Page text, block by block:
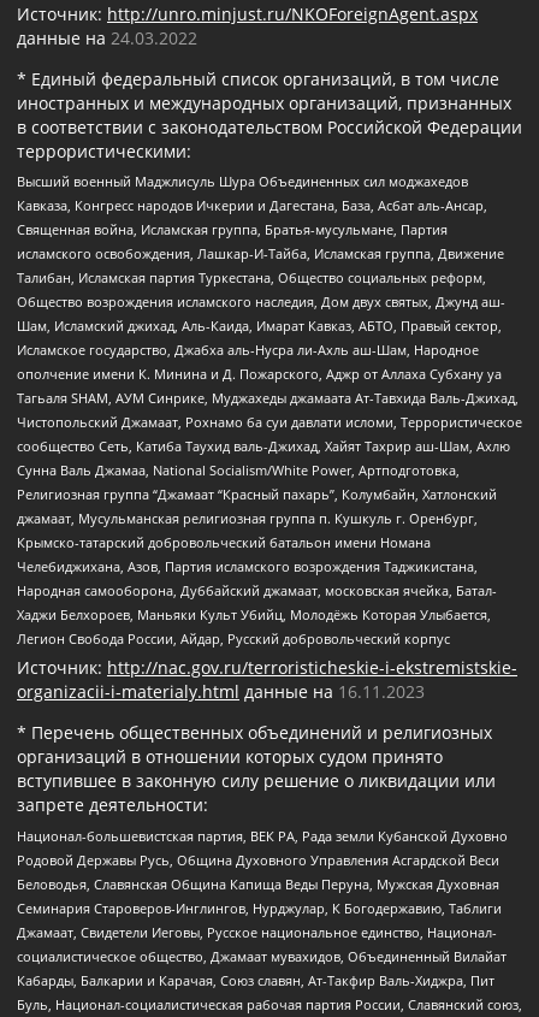
Источник: http://unro.minjust.ru/NKOForeignAgent.aspx
данные на 24.03.2022
* Единый федеральный список организаций, в том числе
иностранных и международных организаций, признанных
в соответствии с законодательством Российской Федерации
террористическими:
Высший военный Маджлисуль Шура Объединенных сил моджахедов
Кавказа, Конгресс народов Ичкерии и Дагестана, База, Асбат аль-Ансар,
Священная война, Исламская группа, Братья-мусульмане, Партия
исламского освобождения, Лашкар-И-Тайба, Исламская группа, Движение
Талибан, Исламская партия Туркестана, Общество социальных реформ,
Общество возрождения исламского наследия, Дом двух святых, Джунд аш-
Шам, Исламский джихад, Аль-Каида, Имарат Кавказ, АБТО, Правый сектор,
Исламское государство, Джабха аль-Нусра ли-Ахль аш-Шам, Народное
ополчение имени К. Минина и Д. Пожарского, Аджр от Аллаха Субхану уа
Тагьаля SHAM, АУМ Синрике, Муджахеды джамаата Ат-Тавхида Валь-Джихад,
Чистопольский Джамаат, Рохнамо ба суи давлати исломи, Террористическое
сообщество Сеть, Катиба Таухид валь-Джихад, Хайят Тахрир аш-Шам, Ахлю
Сунна Валь Джамаа, National Socialism/White Power, Артподготовка,
Религиозная группа “Джамаат “Красный пахарь”, Колумбайн, Хатлонский
джамаат, Мусульманская религиозная группа п. Кушкуль г. Оренбург,
Крымско-татарский добровольческий батальон имени Номана
Челебиджихана, Азов, Партия исламского возрождения Таджикистана,
Народная самооборона, Дуббайский джамаат, московская ячейка, Батал-
Хаджи Белхороев, Маньяки Культ Убийц, Молодёжь Которая Улыбается,
Легион Свобода России, Айдар, Русский добровольческий корпус
Источник: http://nac.gov.ru/terroristicheskie-i-ekstremistskie-
organizacii-i-materialy.html данные на 16.11.2023
* Перечень общественных объединений и религиозных
организаций в отношении которых судом принято
вступившее в законную силу решение о ликвидации или
запрете деятельности:
Национал-большевистская партия, ВЕК РА, Рада земли Кубанской Духовно
Родовой Державы Русь, Община Духовного Управления Асгардской Веси
Беловодья, Славянская Община Капища Веды Перуна, Мужская Духовная
Семинария Староверов-Инглингов, Нурджулар, К Богодержавию, Таблиги
Джамаат, Свидетели Иеговы, Русское национальное единство, Национал-
социалистическое общество, Джамаат мувахидов, Объединенный Вилайат
Кабарды, Балкарии и Карачая, Союз славян, Ат-Такфир Валь-Хиджра, Пит
Буль, Национал-социалистическая рабочая партия России, Славянский союз,